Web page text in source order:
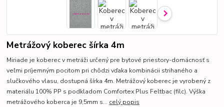
Metrážový koberec šírka 4m
Miriade je koberec v metráži určený pre bytové priestory-domácnosť s
veľmi príjemným pocitom pri chôdzi vďaka kombinácii strihaného a
slučkového vlasu, dostupná šírka 4m. Metrážový koberec je vyrobený z
materiálu 100% PP s podkladom Comfortex Plus Feltbac (filc). Výška
metrážového koberca je 9,5mm s... celý popis